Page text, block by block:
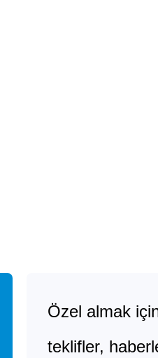
Özel almak
teklifler,